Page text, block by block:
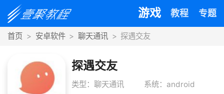
游戏 教程 专题
首页 安卓软件 聊天通讯 探遇交友
探遇交友
类型：聊天通讯
系统：android